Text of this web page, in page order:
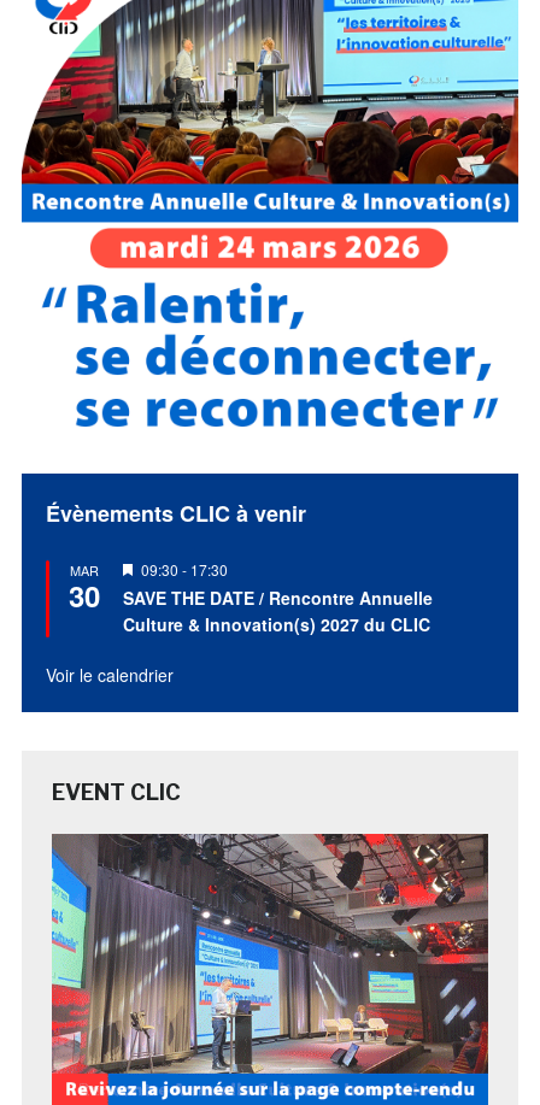
Évènements CLIC à venir
MAR
30
Mis
en
avant
09:30 - 17:30
SAVE THE DATE / Rencontre Annuelle
Culture & Innovation(s) 2027 du CLIC
Voir le calendrier
EVENT CLIC